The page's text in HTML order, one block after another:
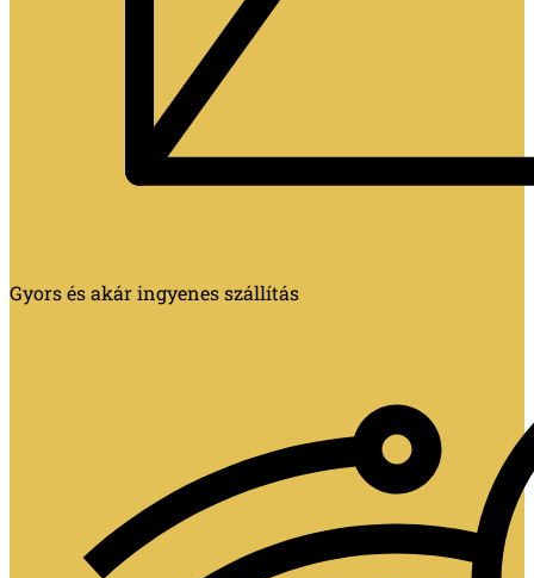
Gyors és akár ingyenes szállítás